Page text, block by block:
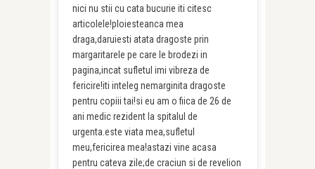
nici nu stii cu cata bucurie iti citesc
articolele!ploiesteanca mea
draga,daruiesti atata dragoste prin
margaritarele pe care le brodezi in
pagina,incat sufletul imi vibreza de
fericire!iti inteleg nemarginita dragoste
pentru copiii tai!si eu am o fiica de 26 de
ani medic rezident la spitalul de
urgenta.este viata mea,sufletul
meu,fericirea mea!astazi vine acasa
pentru cateva zile;de craciun si de revelion